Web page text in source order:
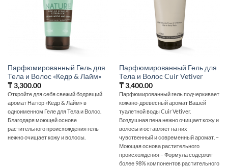
Парфюмированный Гель для
Тела и Волос «Кедр & Лайм»
₸3,300.00
Откройте для себя свежий бодрящий
аромат Натюр «Кедр & Лайм» в
одноименном Геле для Тела и Волос.
Благодаря моющей основе
растительного происхождения гель
нежно очищает кожу и волосы.
Парфюмированный Гель для
Тела и Волос Cuir Vetiver
₸3,400.00
Парфюмированный гель подчеркивает
кожано-древесный аромат Вашей
туалетной воды Cuir Vetiver.
Воздушная пена нежно очищает кожу и
волосы и оставляет на них
чувственный и современный аромат. –
Моющая основа растительного
происхождения – Формула содержит
более 98% компонентов растительного